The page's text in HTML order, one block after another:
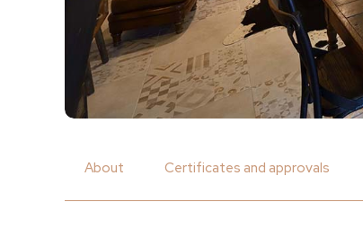
About Certificates and approvals